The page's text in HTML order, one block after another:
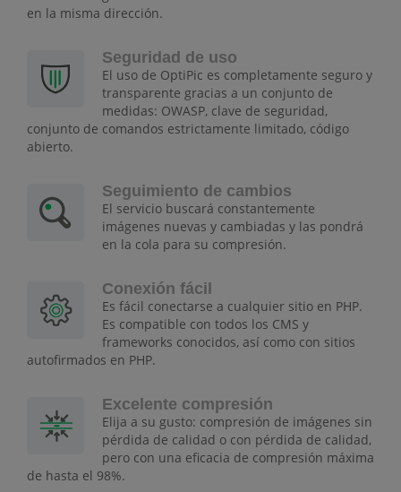
en la misma dirección.
Seguridad de uso
El uso de OptiPic es completamente seguro y
transparente gracias a un conjunto de
medidas: OWASP, clave de seguridad,
conjunto de comandos estrictamente limitado, código
abierto.
Seguimiento de cambios
El servicio buscará constantemente
imágenes nuevas y cambiadas y las pondrá
en la cola para su compresión.
Conexión fácil
Es fácil conectarse a cualquier sitio en PHP.
Es compatible con todos los CMS y
frameworks conocidos, así como con sitios
autofirmados en PHP.
Excelente compresión
Elija a su gusto: compresión de imágenes sin
pérdida de calidad o con pérdida de calidad,
pero con una eficacia de compresión máxima
de hasta el 98%.